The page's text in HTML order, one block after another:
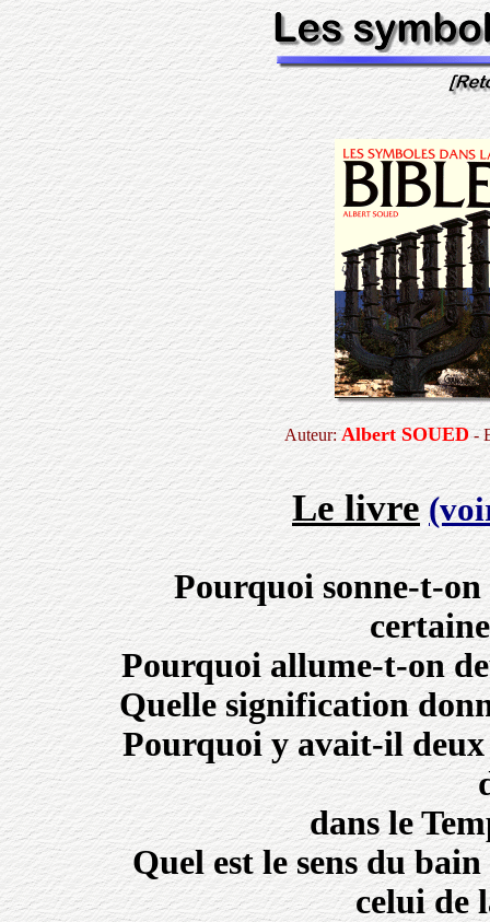
Auteur:Albert SOUED-
Le livre
Pourquoi sonne-t-
Pourquoi allume-t-on
Quelle signification
Pourquoi y avait-il deux
dans le
Quel est le sens du
celui de